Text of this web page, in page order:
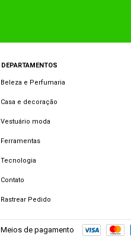
DEPARTAMENTOS
Beleza e Perfumaria
Casa e decoração
Vestuário moda
Ferramentas
Tecnologia
Contato
Rastrear Pedido
Meios de pagamento